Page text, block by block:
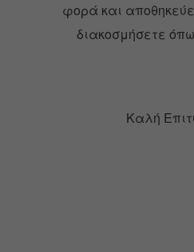
φορά και
διακοσμήσετε
Καλή